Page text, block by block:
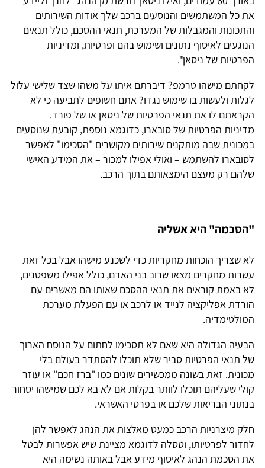
את כל המשתמשים והנוסעים ברכב שלך אודות השירותים
והתכונות והמגבלות של המערכת, תנאי ההסכם, כולל תנאים
הנוגעים לאיסוף נתונים ושימוש בהם ופרטיות, ומדיניות
הפרטיות של ניסאן".
לקחתם מישהו טרמפ? דיברתם איתו על משהו שצד שלישי עלול
לגלות ולעשות בו שימוש נגדו? אתם חשופים לתביעה כי לא
הקראתם לו את תנאי הפרטיות של ניסאן או של פורד.
מדיניות הפרטיות של סובארו, כדוגמא נוספת, קובעת שנוסעים
במכונית שבה מותקנים שירותים מקושרים "הסכימו" לאפשר
לסובארו להשתמש – ואולי אפילו למכור – את המידע האישי
שלהם רק מעצם הימצאותם בתוך הרכב.
"הסכמה" היא אשליה
לא שצריך הוכחות מחקריות כדי לשכנע מישהו אבל בכל זאת –
עשרות מחקרים מצאו שרוב בני האדם, כולל אפילו משפטנים,
לא באמת קוראים את תנאי ההסכם שאותו הם מאשרים עם
הורדת אפליקציה לנייד או לרכב או עם הפעלת מערכת
המולטימדיה.
הבעיה הגדולה היא שאם לא תסכימו לחתום על הנוסח הארוך
של תנאי הפרטיות סביר שלא תוכלו להסתדר בעולם בלי
מכונית. זאת בשונה ממכשירים שונים כמו "ברז חכם" או עוזר
קולי שעליהם תוכלו לוותר בקלות אם לא בא לכם שמישהו יסחור
בנתוני הבריאות שלכם או בפרטי האשראי.
חלק מיצרניות הרכב כמעט מאלצות את הנהג לאפשר להן
לחדור לפרטיותו, וטסלה לדוגמא מציינת שיש אפשרות לבטל
את הסכמת הנהג לאיסוף מידע אבל באותה נשימה היא